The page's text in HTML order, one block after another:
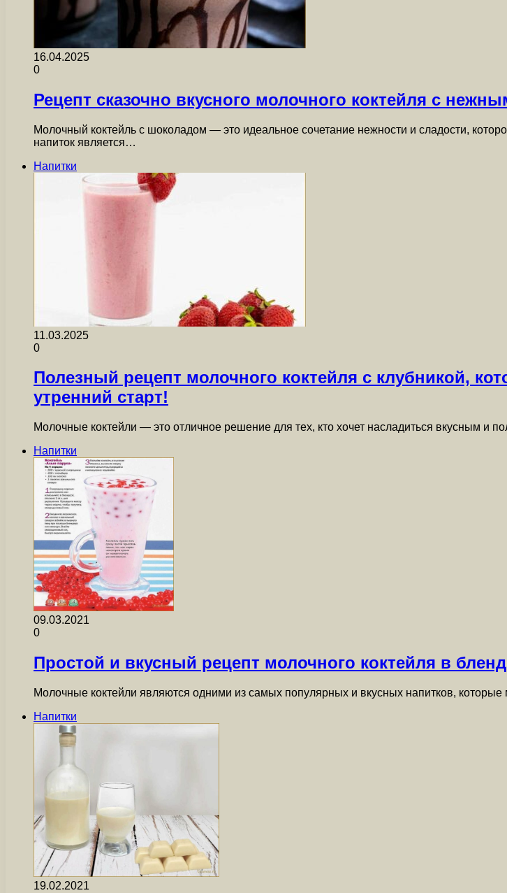
16.04.2025
0
Рецепт сказочно вкусного молочного коктейля с
Молочный коктейль с шоколадом — это идеальное сочетание нежности и сладости,
напиток является…
Напитки
11.03.2025
0
Полезный рецепт молочного коктейля с клубникой,
утренний старт!
Молочные коктейли — это отличное решение для тех, кто хочет насладиться вкусным
Напитки
09.03.2021
0
Простой и вкусный рецепт молочного коктейля в
Молочные коктейли являются одними из самых популярных и вкусных напитков,
Напитки
19.02.2021